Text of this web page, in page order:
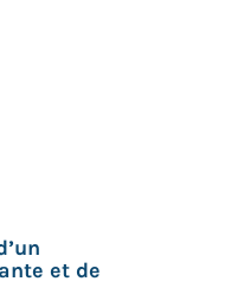
et de